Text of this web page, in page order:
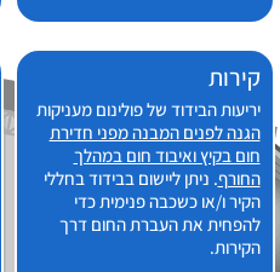
קירות
יריעות הבידוד של פולינום מעניקות
הגנה לפנים המבנה מפני חדירת
חום בקיץ ואיבוד חום במהלך
החורף. ניתן ליישום בבידוד בחללי
הקיר ו/או כשכבה פנימית כדי
להפחית את העברת החום דרך
הקירות.